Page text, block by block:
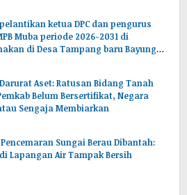
ketua DPC dan pengurus
Muba periode 2026-2031 di
di Desa Tampang baru Bayung
Aset: Ratusan Bidang Tanah
Belum Bersertifikat, Negara
Sengaja Membiarkan
Sungai Berau Dibantah:
Lapangan Air Tampak Bersih